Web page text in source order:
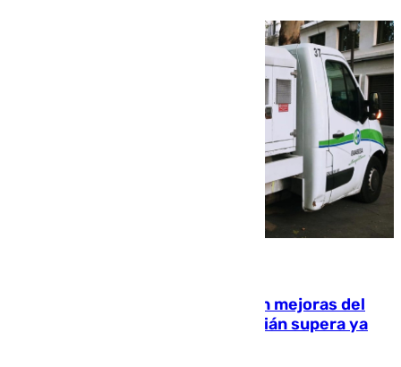
La inversión del Ayuntamiento en mejoras del
entorno del Prado de San Sebastián supera ya